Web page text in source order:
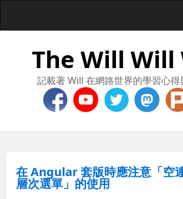
The Will Will
記載著 Will 在網路世界的學習心得
在 Angular 套版時應注意「空
層次選單」的使用